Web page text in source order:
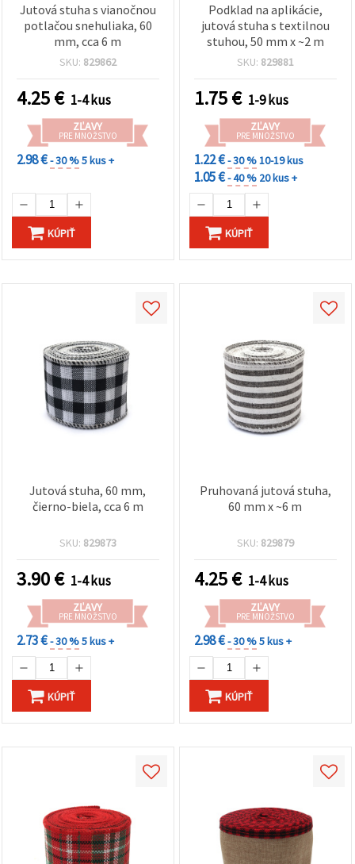
Jutová stuha s vianočnou
potlačou snehuliaka, 60
mm, cca 6 m
SKU: 829862
4.25€ 1-4 kus
ZĽAVY
PRE MNOŽSTVO
2.98 €- 30 %5 kus +
KÚPIŤ
Podklad na aplikácie,
jutová stuha s textilnou
stuhou, 50 mm x ~2 m
SKU: 829881
1.75€ 1-9 kus
ZĽAVY
PRE MNOŽSTVO
1.22 €- 30 %10-19 kus
1.05 €- 40 % 20 kus +
KÚPIŤ
Jutová stuha, 60 mm,
čierno-biela, cca 6 m
SKU: 829873
3.90€ 1-4 kus
ZĽAVY
PRE MNOŽSTVO
2.73 €- 30 %5 kus +
KÚPIŤ
Pruhovaná jutová stuha,
60 mm x ~6 m
SKU: 829879
4.25€ 1-4 kus
ZĽAVY
PRE MNOŽSTVO
2.98 €- 30 %5 kus +
KÚPIŤ